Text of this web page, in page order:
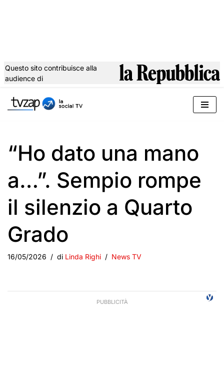
al
Questo sito contribuisce alla
audience di
“Ho dato una mano
a…”. Sempio rompe
il silenzio a Quarto
Grado
16/05/2026 di Linda Righi News TV